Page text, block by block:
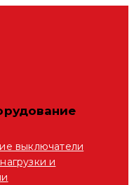
выключатели
и